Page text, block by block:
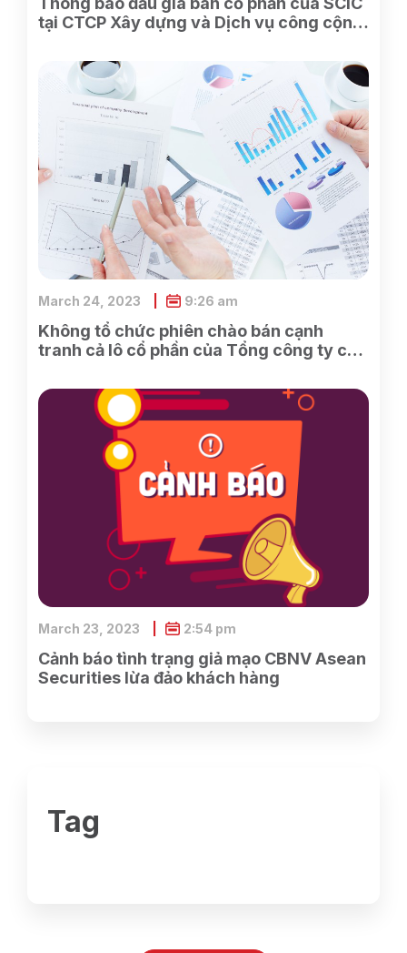
tại CTCP Xây dựng và Dịch vụ công cộng
Không tổ chức phiên chào bán cạnh
tranh cả lô cổ phần của Tổng công ty cổ
SCIC sở hữu
March 24, 2023 9:26 am
Cảnh báo tình trạng giả mạo CBNV Asean
Securities lừa đảo khách hàng
March 23, 2023 2:54 pm
Tag